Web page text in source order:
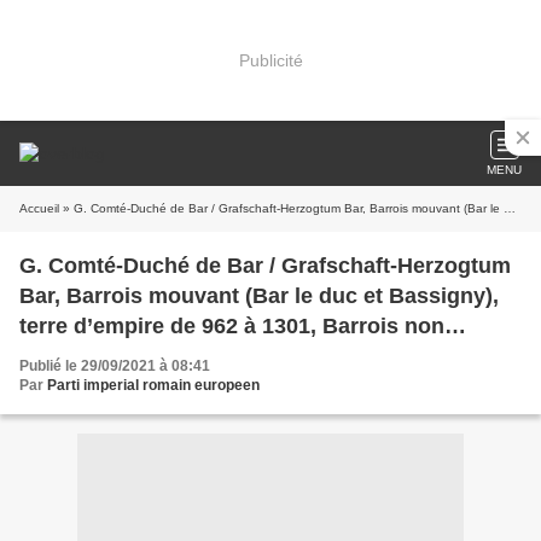
Publicité
MENU
Accueil » G. Comté-Duché de Bar / Grafschaft-Herzogtum Bar, Barrois mouvant (Bar le duc et Bassigny), terre d’empire de 962 à 1301, Barrois non mouvant (Clermont en Argonne) terre d’empire de 962 à 1659, (Saint Mihiel) terre d’empire de 962 à 1766
G. Comté-Duché de Bar / Grafschaft-Herzogtum
Bar, Barrois mouvant (Bar le duc et Bassigny),
terre d’empire de 962 à 1301, Barrois non
mouvant (Clermont en Argonne) terre d’empire
de 962 à 1659, (Saint Mihiel) terre d’empire de
962 à 1766
Publié le 29/09/2021 à 08:41
Par Parti imperial romain europeen